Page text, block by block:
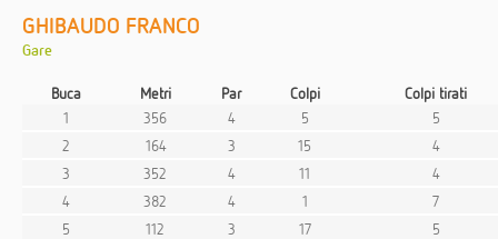
GHIBAUDO FRANCO
Gare
Buca Metri Par Colpi
Colpi tirati
1
356 4 5
5
2
164 3 15
4
3
352 4 11
4
4
382 4 1
7
5
112 3 17
5